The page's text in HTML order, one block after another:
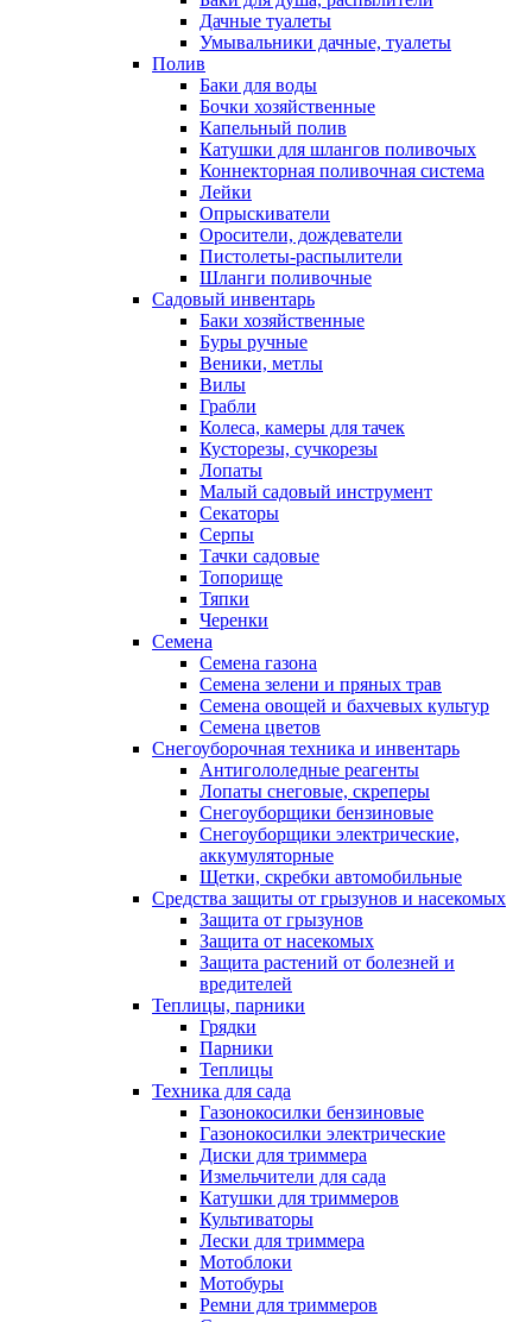
Дачные туалеты
Умывальники дачные, туалеты
Полив
Баки для воды
Бочки хозяйственные
Капельный полив
Катушки для шлангов поливочых
Коннекторная поливочная система
Лейки
Опрыскиватели
Оросители, дождеватели
Пистолеты-распылители
Шланги поливочные
Садовый инвентарь
Баки хозяйственные
Буры ручные
Веники, метлы
Вилы
Грабли
Колеса, камеры для тачек
Кусторезы, сучкорезы
Лопаты
Малый садовый инструмент
Секаторы
Серпы
Тачки садовые
Топорище
Тяпки
Черенки
Семена
Семена газона
Семена зелени и пряных трав
Семена овощей и бахчевых культур
Семена цветов
Снегоуборочная техника и инвентарь
Антигололедные реагенты
Лопаты снеговые, скреперы
Снегоуборщики бензиновые
Снегоуборщики электрические,
аккумуляторные
Щетки, скребки автомобильные
Средства защиты от грызунов и насекомых
Защита от грызунов
Защита от насекомых
Защита растений от болезней и
вредителей
Теплицы, парники
Грядки
Парники
Теплицы
Техника для сада
Газонокосилки бензиновые
Газонокосилки электрические
Диски для триммера
Измельчители для сада
Катушки для триммеров
Культиваторы
Лески для триммера
Мотоблоки
Мотобуры
Ремни для триммеров